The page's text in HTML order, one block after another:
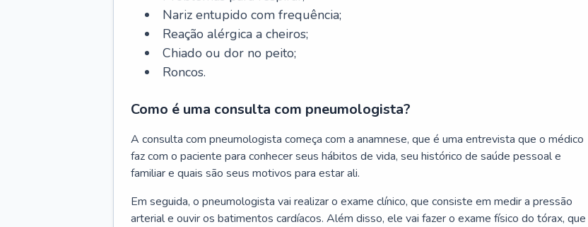
Nariz entupido com frequência;
Reação alérgica a cheiros;
Chiado ou dor no peito;
Roncos.
Como é uma consulta com pneumologista?
A consulta com pneumologista começa com a anamnese, que é uma entrevista que o médico
faz com o paciente para conhecer seus hábitos de vida, seu histórico de saúde pessoal e
familiar e quais são seus motivos para estar ali.
Em seguida, o pneumologista vai realizar o exame clínico, que consiste em medir a pressão
arterial e ouvir os batimentos cardíacos. Além disso, ele vai fazer o exame físico do tórax, que